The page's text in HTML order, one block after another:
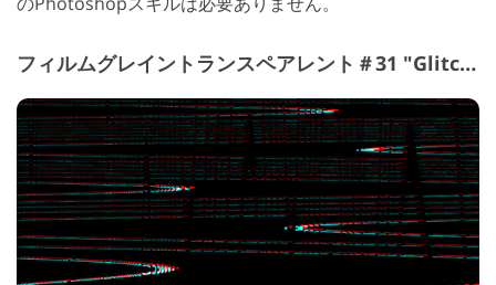
フィルムグレイントランスペアレント＃31 "Glitch"